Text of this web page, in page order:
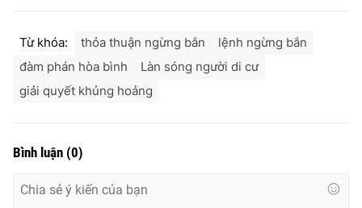
Từ khóa: thỏa thuận ngừng bắn
lệnh ngừng bắn
đàm phán hòa bình
Làn sóng người di cư
giải quyết khủng hoảng
Bình luận (0)